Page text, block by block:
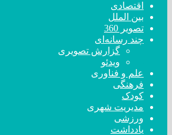
اقتصادی
بین الملل
تصویر 360
چند رسانه‌ای
گزارش تصویری
ویدئو
علم و فناوری
فرهنگی
کودک
مدیریت شهری
ورزشی
یادداشت